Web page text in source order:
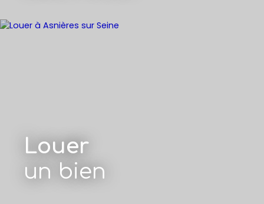
Louer
un bien